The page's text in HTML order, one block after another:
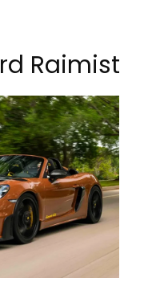
Raimist